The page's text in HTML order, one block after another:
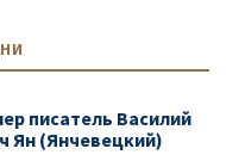
писатель Василий
Ян (Янчевецкий)